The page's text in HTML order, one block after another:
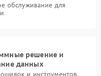
обслуживание для
решение и
данных
и инструментов,